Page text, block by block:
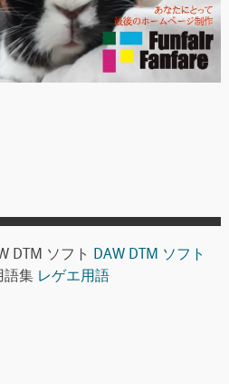
DTM ソフト
DAW DTM ソフト
語集 レゲエ用語